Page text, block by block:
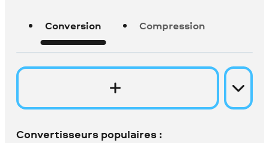
Conversion Compression
Convertisseurs populaires :